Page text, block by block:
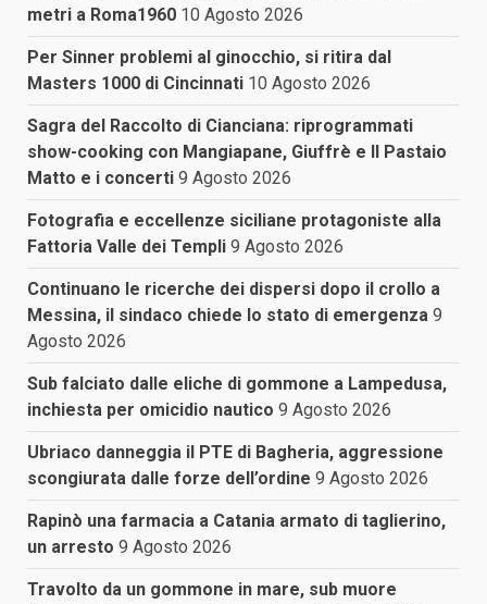
metri a Roma1960 10 Agosto 2026
Per Sinner problemi al ginocchio, si ritira dal
Masters 1000 di Cincinnati 10 Agosto 2026
Sagra del Raccolto di Cianciana: riprogrammati
show-cooking con Mangiapane, Giuffrè e Il Pastaio
Matto e i concerti 9 Agosto 2026
Fotografia e eccellenze siciliane protagoniste alla
Fattoria Valle dei Templi 9 Agosto 2026
Continuano le ricerche dei dispersi dopo il crollo a
Messina, il sindaco chiede lo stato di emergenza 9
Agosto 2026
Sub falciato dalle eliche di gommone a Lampedusa,
inchiesta per omicidio nautico 9 Agosto 2026
Ubriaco danneggia il PTE di Bagheria, aggressione
scongiurata dalle forze dell’ordine 9 Agosto 2026
Rapinò una farmacia a Catania armato di taglierino,
un arresto 9 Agosto 2026
Travolto da un gommone in mare, sub muore